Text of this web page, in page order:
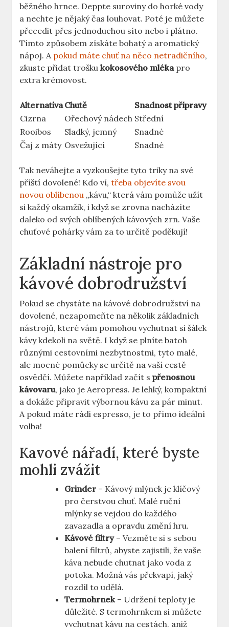
běžného hrnce. Deppte suroviny do horké vody
a nechte je nějaký čas louhovat. Poté je můžete
přecedit přes jednoduchou síto nebo i plátno.
Tímto způsobem získáte bohatý a aromatický
nápoj. A pokud máte chuť na něco netradičního,
zkuste přidat troškukokosového mlékapro
extra krémovost.
AlternativaChutě
Snadnost přípravy
Cizrna
Ořechový nádech Střední
Rooibos
Sladký, jemný
Snadné
Čaj z máty Osvežující Snadné
Tak neváhejte a vyzkoušejte tyto triky na své
příští dovolené! Kdo ví,třeba objevíte svou
novou oblíbenou „kávu,“ která vám pomůže užít
si každý okamžik, i když se zrovna nacházíte
daleko od svých oblíbených kávových zrn. Vaše
chuťové pohárky vám za to určitě poděkují!
Základní nástroje pro
kávové dobrodružství
Pokud se chystáte na kávové dobrodružství na
dovolené, nezapomeňte na několik základních
nástrojů, které vám pomohou vychutnat si šálek
kávy kdekoli na světě. I když se plníte batoh
různými cestovními nezbytnostmi, tyto malé,
ale mocné pomůcky se určitě na vaší cestě
osvědčí. Můžete například začít spřenosnou
kávovaru, jako je Aeropress. Je lehký, kompaktní
a dokáže připravit výbornou kávu za pár minut.
A pokud máte rádi espresso, je to přímo ideální
volba!
Kavové nářadí, které byste
mohli zvážit
Grinder – Kávový mlýnek je klíčový
pro čerstvou chuť. Malé ruční
mlýnky se vejdou do každého
zavazadla a opravdu změní hru.
Kávové filtry– Vezměte si s sebou
balení filtrů, abyste zajistili, že vaše
káva nebude chutnat jako voda z
potoka. Možná vás překvapí, jaký
rozdíl to udělá.
Termohrnek– Udržení teploty je
důležité. S termohrnkem si můžete
vychutnat kávu na cestách, aniž